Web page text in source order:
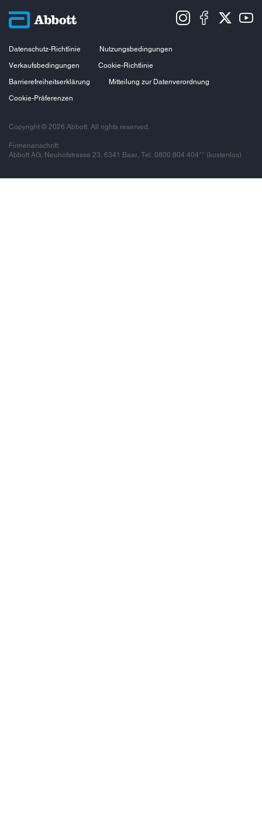
Datenschutz-Richtlinie
Nutzungsbedingungen
Verkaufsbedingungen
Cookie-Richtlinie
Barrierefreiheitserklärung
Mitteilung zur Datenverordnung
Cookie-Präferenzen
Copyright © 2026 Abbott. All rights reserved.
Firmenanschrift:
Abbott AG, Neuhofstrasse 23, 6341 Baar, Tel. 0800 804 404** (kostenlos)